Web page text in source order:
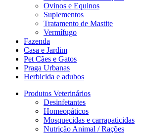
Ovinos e Equinos
Suplementos
Tratamento de Mastite
Vermífugo
Fazenda
Casa e Jardim
Pet Cães e Gatos
Praga Urbanas
Herbicida e adubos
Produtos Veterinários
Desinfetantes
Homeopáticos
Mosquecidas e carrapaticidas
Nutrição Animal / Rações